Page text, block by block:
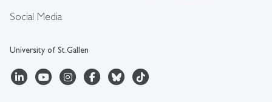
Social Media
University of St.Gallen